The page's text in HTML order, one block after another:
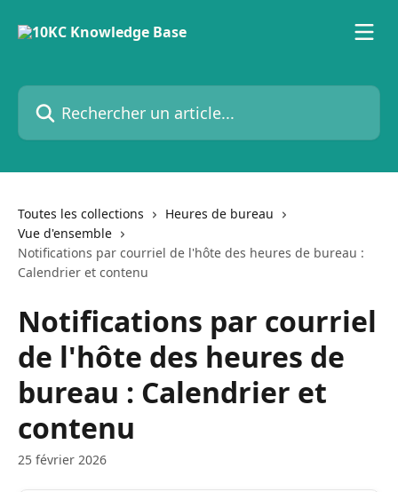
Rechercher un article...
Toutes les collections
Heures de bureau
Vue d'ensemble
Notifications par courriel de l'hôte des heures de bureau :
Calendrier et contenu
Notifications par courriel
de l'hôte des heures de
bureau : Calendrier et
contenu
25 février 2026